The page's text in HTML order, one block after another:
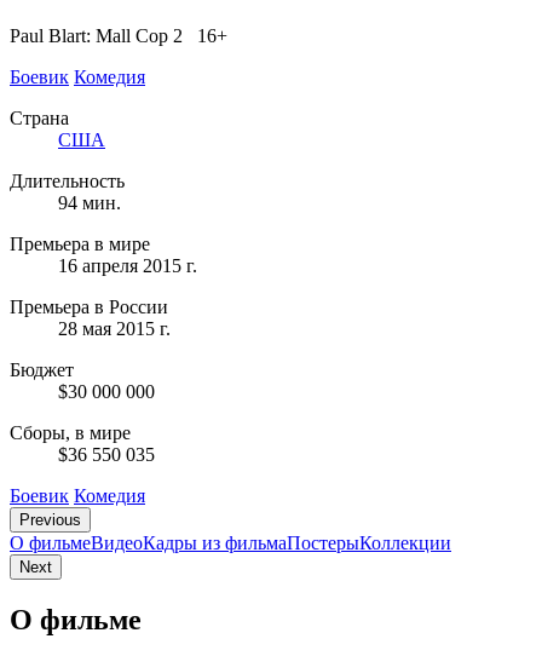
Paul Blart: Mall Cop 2 16+
Боевик Комедия
Страна
США
Длительность
94 мин.
Премьера в мире
16 апреля 2015 г.
Премьера в России
28 мая 2015 г.
Бюджет
$30 000 000
Сборы, в мире
$36 550 035
Боевик Комедия
Previous
О фильмеВидеоКадры из фильмaПостерыКоллекции
Next
О фильме